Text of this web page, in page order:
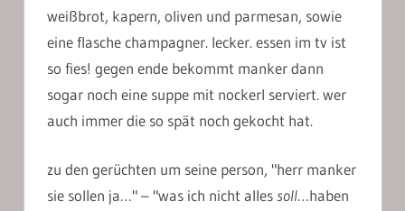
weißbrot, kapern, oliven und parmesan, sowie
eine flasche champagner. lecker. essen im tv ist
so fies! gegen ende bekommt manker dann
sogar noch eine suppe mit nockerl serviert. wer
auch immer die so spät noch gekocht hat.
zu den gerüchten um seine person, "herr manker
sie sollen ja…" – "was ich nicht allessoll…haben